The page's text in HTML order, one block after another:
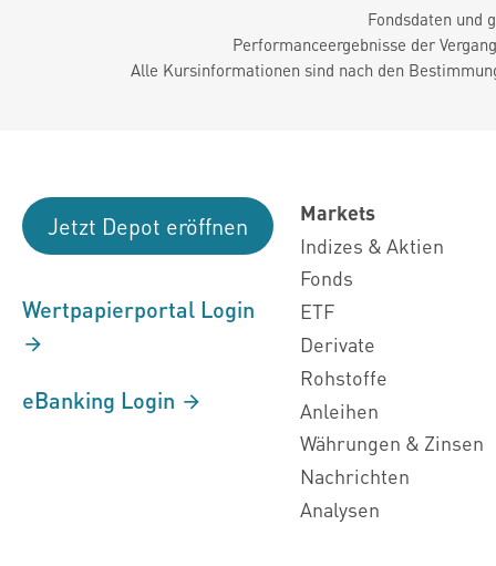
Fondsdaten und
Performanceergebnisse der
Alle Kursinformationen sind nach den
Jetzt Depot eröffnen
Wertpapierportal Login
eBanking Login
Markets
Indizes & Aktien
Fonds
ETF
Derivate
Rohstoffe
Anleihen
Währungen & Zinsen
Nachrichten
Analysen